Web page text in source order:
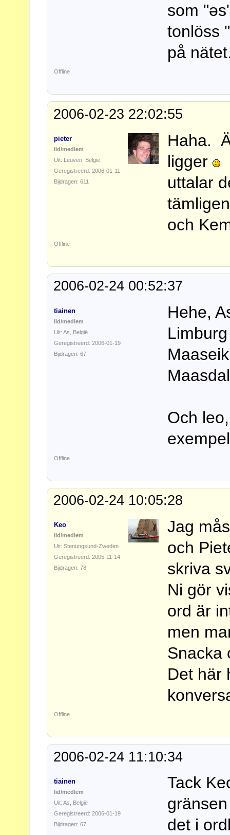
som
tonlöss
på
Offline
2006-02-23 22:02:55
pieter
lid/medlem
Uit: Leuven, België
Geregistreerd: 2006-01-11
Bijdragen: 611
Haha.
ligger
uttalar
och
Offline
2006-02-24 00:52:37
tiainen
lid/medlem
Uit: As, België
Geregistreerd: 2006-01-19
Bijdragen: 67
Hehe,
Och
Offline
2006-02-24 10:05:28
Keo
lid/medlem
Uit: Stenungsund-Zweden
Geregistreerd: 2005-11-14
Bijdragen: 78
Jag
och
skriva
Ni gör
ord är
men
Snacka
Det här
Offline
2006-02-24 11:10:34
tiainen
lid/medlem
Uit: As, België
Geregistreerd: 2006-01-19
Bijdragen: 67
Tack
det i